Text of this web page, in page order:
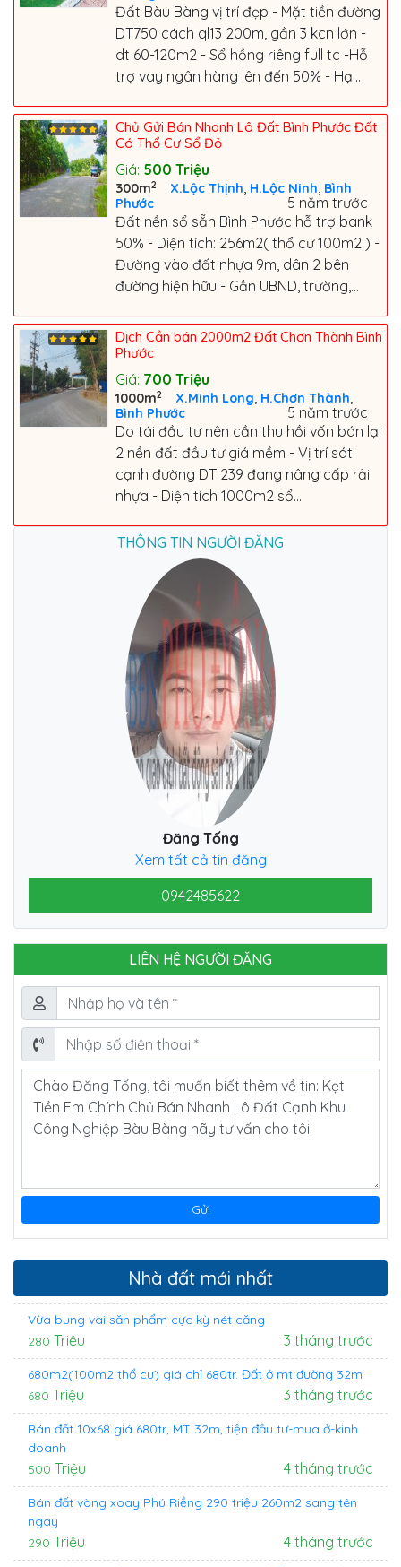
Đất Bàu Bàng vị trí đẹp - Mặt tiền đường
DT750 cách ql13 200m, gần 3 kcn lớn -
dt 60-120m2 - Sổ hồng riêng full tc -Hỗ
trợ vay ngân hàng lên đến 50% - Hạ...
Chủ Gửi Bán Nhanh Lô Đất Bình Phước Đất
Có Thổ Cư Sổ Đỏ
Giá: 500 Triệu
300m2 X.Lộc Thịnh, H.Lộc Ninh, Bình
Phước
5 năm trước
Đất nền sổ sẵn Bình Phước hỗ trợ bank
50% - Diện tích: 256m2( thổ cư 100m2 ) -
Đường vào đất nhựa 9m, dân 2 bên
đường hiện hữu - Gần UBND, trường,...
Dịch Cần bán 2000m2 Đất Chơn Thành Bình
Phước
Giá: 700 Triệu
1000m2 X.Minh Long, H.Chơn Thành,
Bình Phước
5 năm trước
Do tái đầu tư nên cần thu hồi vốn bán lại
2 nền đất đầu tư giá mềm - Vị trí sát
cạnh đường DT 239 đang nâng cấp rải
nhựa - Diện tích 1000m2 sổ...
THÔNG TIN NGƯỜI ĐĂNG
Đăng Tống
Xem tất cả tin đăng
0942485622
LIÊN HỆ NGƯỜI ĐĂNG
Nhà đất mới nhất
Vừa bung vài săn phẩm cực kỳ nét căng
280 Triệu 3 tháng trước
680m2(100m2 thổ cư) giá chỉ 680tr. Đất ở mt đường 32m
680 Triệu 3 tháng trước
Bán đất 10x68 giá 680tr, MT 32m, tiện đầu tư-mua ở-kinh
doanh
500 Triệu 4 tháng trước
Bán đất vòng xoay Phú Riềng 290 triệu 260m2 sang tên
ngay
290 Triệu 4 tháng trước